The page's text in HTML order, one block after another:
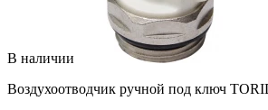
В наличии
Воздухоотводчик ручной под ключ